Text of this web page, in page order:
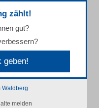
zählt!
gut?
geben!
Waldberg
melden